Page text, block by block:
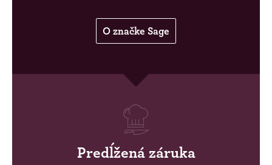
O značke Sage
Predĺžená záruka